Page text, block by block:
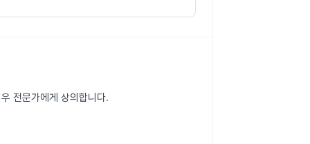
전문가에게 상의합니다.